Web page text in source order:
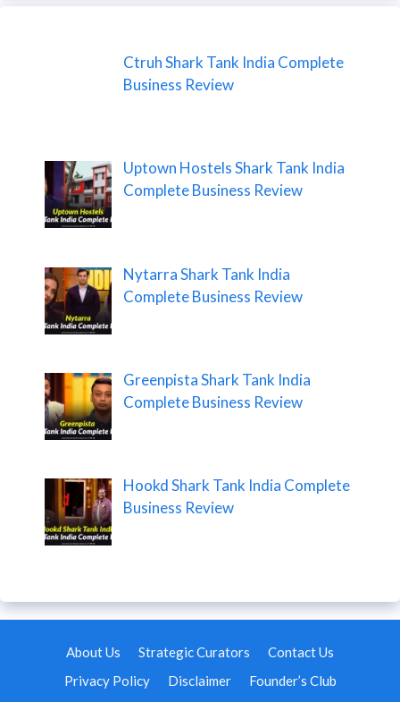
Ctruh Shark Tank India Complete
Business Review
Uptown Hostels Shark Tank India
Complete Business Review
Nytarra Shark Tank India
Complete Business Review
Greenpista Shark Tank India
Complete Business Review
Hookd Shark Tank India Complete
Business Review
About Us Strategic Curators
Contact Us
Privacy Policy
Disclaimer
Founder’s Club